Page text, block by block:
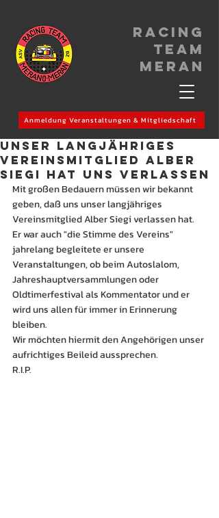
Racing
Team
meran
Anmeldung Veranstaltungen & Mitgliedschaft
Unser langjähriges
Vereinsmitglied Alber
Siegi hat uns verlassen
Mit großen Bedauern müssen wir bekannt
geben, daß uns unser langjähriges
Vereinsmitglied Alber Siegi verlassen hat.
Er war auch "die Stimme des Vereins"
jahrelang begleitete er unsere
Veranstaltungen, ob beim Autoslalom,
Jahreshauptversammlungen oder
Oldtimerfestival als Kommentator und er
wird uns allen für immer in Erinnerung
bleiben.
Wir möchten hiermit den Angehörigen unser
aufrichtiges Beileid aussprechen.
R.I.P.